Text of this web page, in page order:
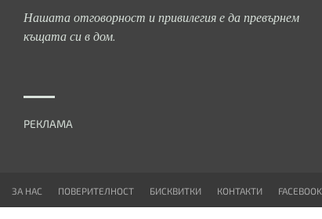
Нашата отговорност и привилегия е да превърнем
къщата си в дом.
РЕКЛАМА
ЗА НАС ПОВЕРИТЕЛНОСТ БИСКВИТКИ КОНТАКТИ FACEBOOK